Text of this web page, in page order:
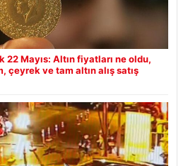
22 Mayıs: Altın fiyatları ne oldu,
çeyrek ve tam altın alış satış